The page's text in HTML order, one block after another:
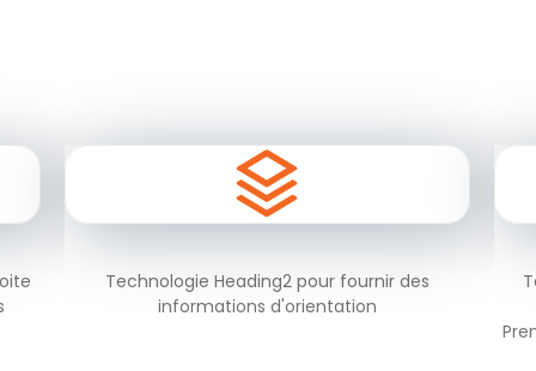
Technologie Heading2 pour fournir des
informations d'orientation